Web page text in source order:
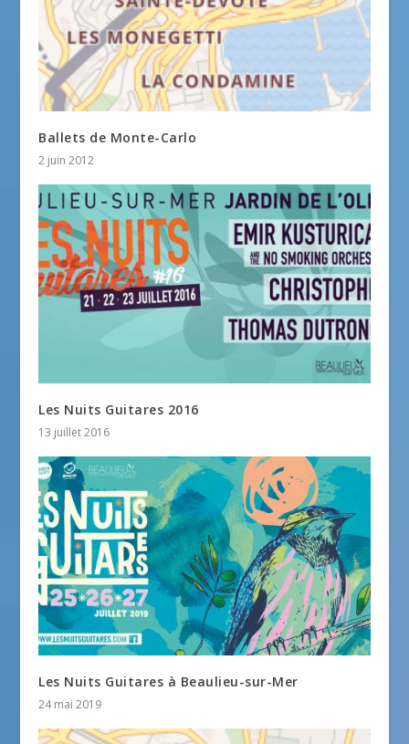
Ballets de Monte-Carlo
2 juin 2012
Les Nuits Guitares 2016
13 juillet 2016
Les Nuits Guitares à Beaulieu-sur-Mer
24 mai 2019